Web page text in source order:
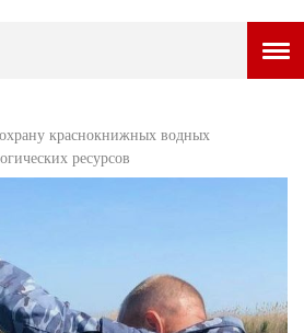
НОВОСТИ
ТАМ И ТУТ
СТИЛЬ ЖИЗНИ
краснокнижных водных
ресурсов